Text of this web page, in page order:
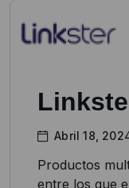
Abril 18,
Productos
entre los que